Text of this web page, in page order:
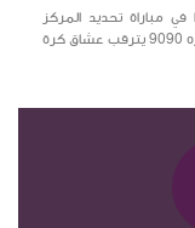
مباراة تحديد المركز
الثالث بكأس العالم عبر موقع كوره 9090 يترقب عشاق كرة